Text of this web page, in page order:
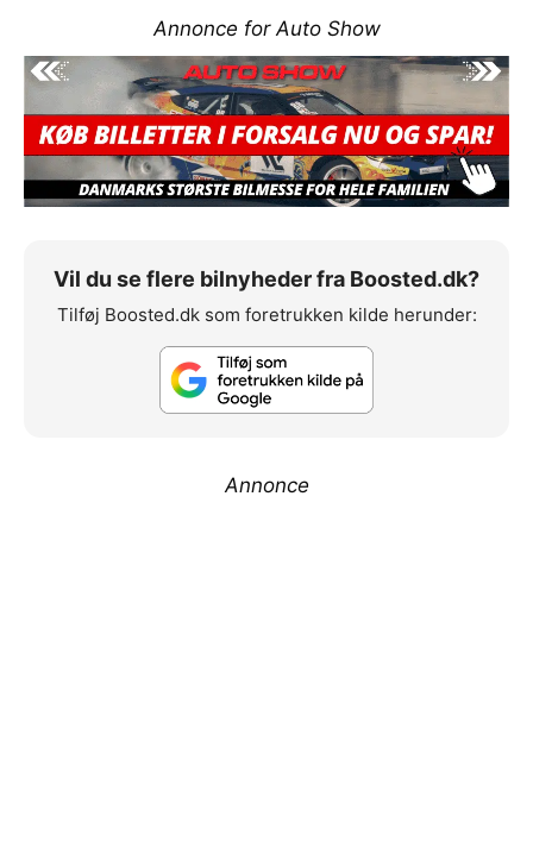
Annonce for Auto Show
Vil du se flere bilnyheder fra Boosted.dk?
Tilføj Boosted.dk som foretrukken kilde herunder:
Annonce